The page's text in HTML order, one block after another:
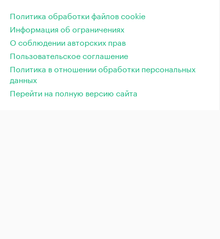
Политика обработки файлов cookie
Информация об ограничениях
О соблюдении авторских прав
Пользовательское соглашение
Политика в отношении обработки персональных
данных
Перейти на полную версию сайта